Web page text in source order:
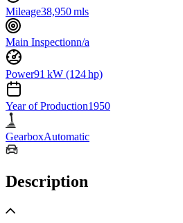
Mileage38,950 mls
Main Inspectionn/a
Power91 kW (124 hp)
Year of Production1950
GearboxAutomatic
Description